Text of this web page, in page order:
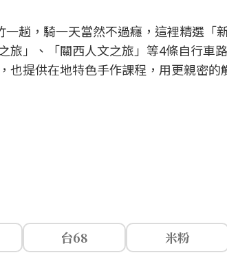
趟，騎一天當然不過癮，這裡精選「
旅」、「關西人文之旅」等4條自行車
也提供在地特色手作課程，用更親密的
台68
米粉